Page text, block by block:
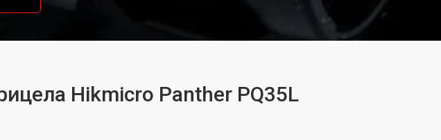
Hikmicro Panther PQ35L